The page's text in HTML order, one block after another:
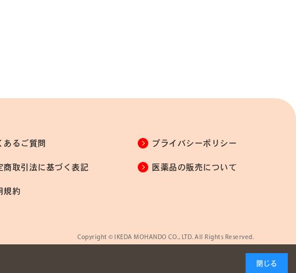
あるご質問 プライバシーポリシー
商取引法に基づく表記 医薬品の販売について
規約
Copyright © IKEDA MOHANDO CO., LTD. All Rights Reserved.
閉じる